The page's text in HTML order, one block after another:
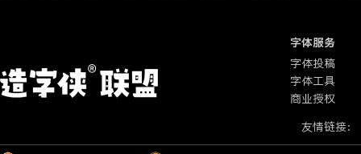
字体服务
字体投稿
字体工具
商业授权
友情链接：